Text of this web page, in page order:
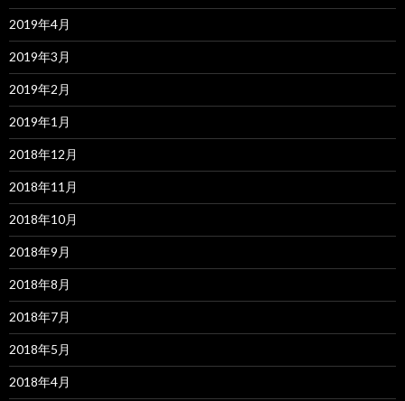
2019年4月
2019年3月
2019年2月
2019年1月
2018年12月
2018年11月
2018年10月
2018年9月
2018年8月
2018年7月
2018年5月
2018年4月